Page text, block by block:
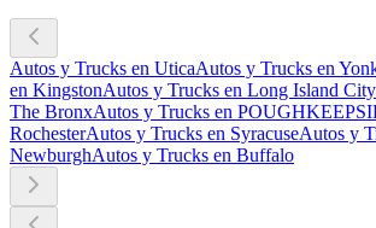
Autos y Trucks en UticaAutos y Trucks en
en KingstonAutos y Trucks en Long Island City
The BronxAutos y Trucks en
RochesterAutos y Trucks en SyracuseAutos y
NewburghAutos y Trucks en Buffalo